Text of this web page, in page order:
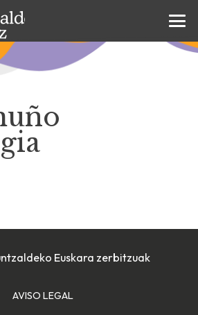
Euskara zerbitzuak
AVISO LEGAL